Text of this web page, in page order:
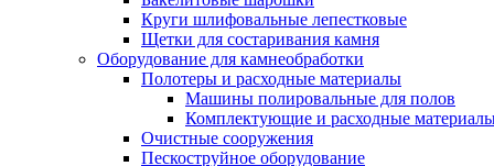
Круги шлифовальные лепестковые
Щетки для состаривания камня
Оборудование для камнеобработки
Полотеры и расходные материалы
Машины полировальные для полов
Комплектующие и расходные
Очистные сооружения
Пескоструйное оборудование